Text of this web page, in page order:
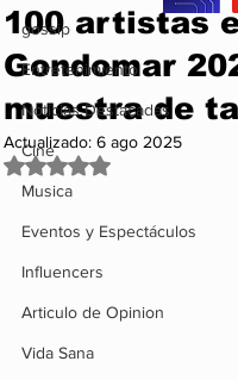
gossip
Entretenimiento
Noticias Destacadas
Cine
Musica
Eventos y Espectáculos
Influencers
Articulo de Opinion
Vida Sana
100 artistas
Gondomar
muestra de
Actualizado: 6 ago 2025
Obtuvo NaN de 5